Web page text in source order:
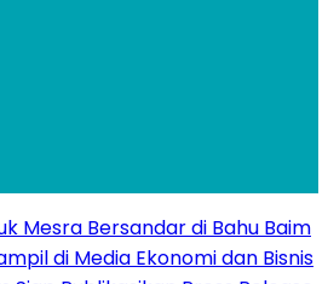
Mesra Bersandar di Bahu Baim
di Media Ekonomi dan Bisnis